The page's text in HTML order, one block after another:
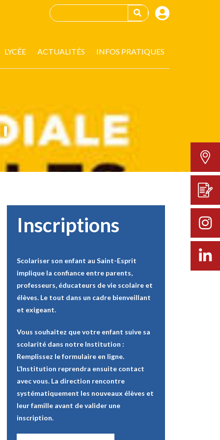
LYCÉE ACTUALITÉS INFOS PRATIQUES
Inscriptions
Scolariser son enfant au Saint-Esprit
implique la confiance entre parents,
professeurs, éducateurs de vie scolaire et
élèves. Le tout dans un cadre bienveillant
et exigeant.
Vous souhaitez que votre enfant suive sa
scolarité dans notre Institution :
Remplissez le formulaire en ligne.
L’Institution reprendra ensuite contact
avec vous. La direction rencontre
systématiquement les nouveaux élèves et
leur famille avant de valider une
inscription.